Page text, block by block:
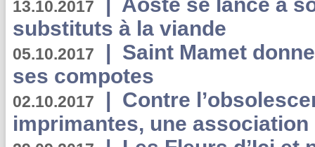
13.10.2017
substituts à la viande
05.10.2017 | Saint Mamet
ses compotes
02.10.2017 | Contre
imprimantes, une